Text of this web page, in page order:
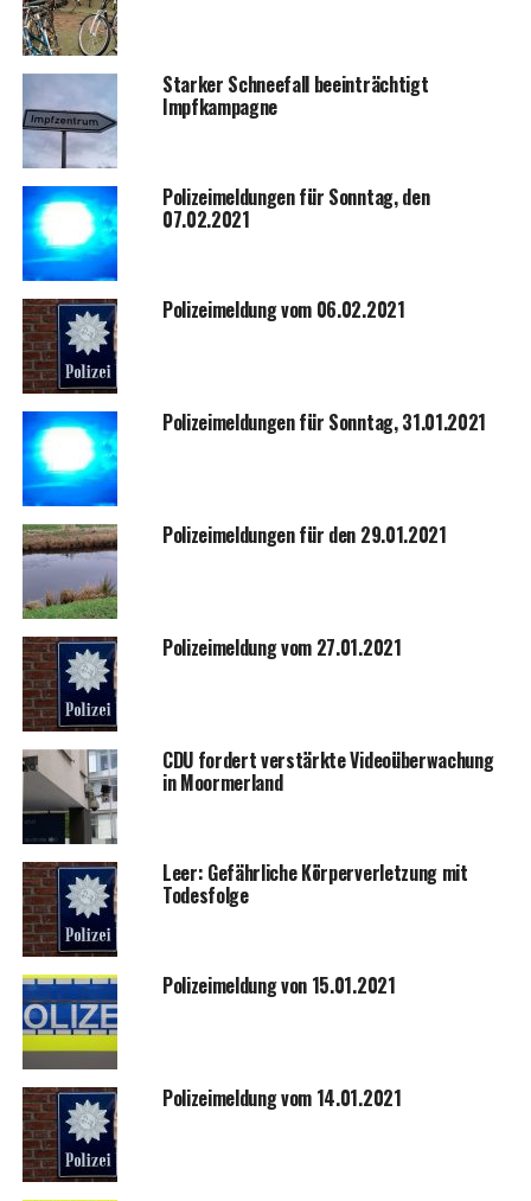
Star­ker Schnee­fall beein­träch­tigt
Impfkampagne
Poli­zei­mel­dun­gen für Sonn­tag, den
07.02.2021
Poli­zei­mel­dung vom 06.02.2021
Poli­zei­mel­dun­gen für Sonn­tag, 31.01.2021
Poli­zei­mel­dun­gen für den 29.01.2021
Poli­zei­mel­dung vom 27.01.2021
CDU for­dert ver­stärk­te Video­über­wa­chung
in Moormerland
Leer: Gefähr­li­che Kör­per­ver­let­zung mit
Todesfolge
Poli­zei­mel­dung von 15.01.2021
Poli­zei­mel­dung vom 14.01.2021